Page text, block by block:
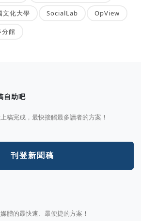
文化大學 SocialLab OpView
分館
自助吧
稿完成，最快接觸最多讀者的方案！
刊登新聞稿
體的最快速、最便捷的方案！